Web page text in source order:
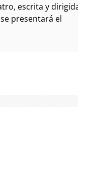
escrita y dirigida
presentará el